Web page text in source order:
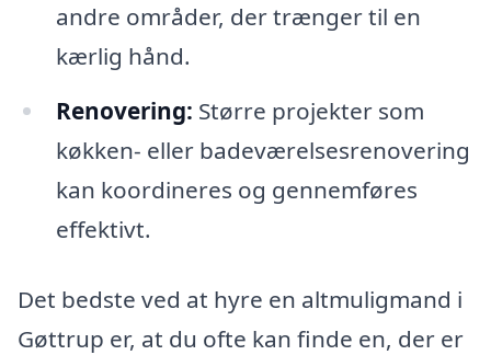
andre områder, der trænger til en
kærlig hånd.
Renovering: Større projekter som
køkken- eller badeværelsesrenovering
kan koordineres og gennemføres
effektivt.
Det bedste ved at hyre en altmuligmand i
Gøttrup er, at du ofte kan finde en, der er